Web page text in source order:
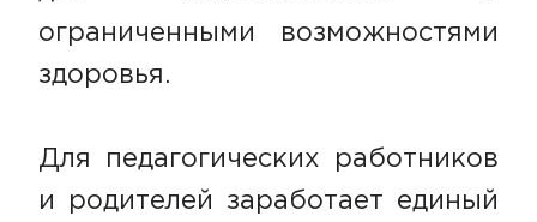
ограниченными возможностями
здоровья.
Для педагогических работников
и родителей заработает единый